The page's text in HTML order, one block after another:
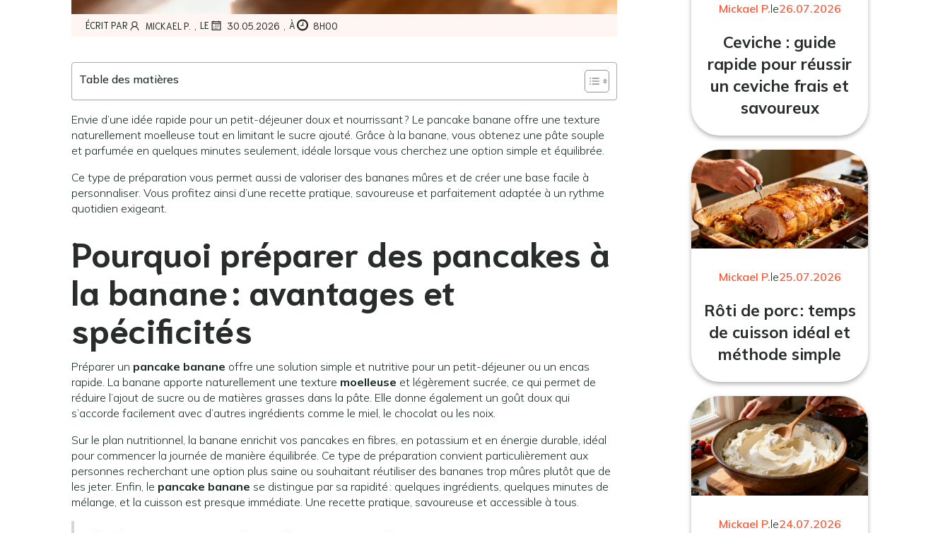
ÉCRIT PAR MICKAEL P. , LE 30.05.2026 , À 8H00
Table des matières
Envie d’une idée rapide pour un petit-déjeuner doux et nourrissant ? Le pancake banane offre une texture
naturellement moelleuse tout en limitant le sucre ajouté. Grâce à la banane, vous obtenez une pâte souple
et parfumée en quelques minutes seulement, idéale lorsque vous cherchez une option simple et équilibrée.
Ce type de préparation vous permet aussi de valoriser des bananes mûres et de créer une base facile à
personnaliser. Vous profitez ainsi d’une recette pratique, savoureuse et parfaitement adaptée à un rythme
quotidien exigeant.
Pourquoi préparer des pancakes à
la banane : avantages et
spécificités
Préparer un pancake banane offre une solution simple et nutritive pour un petit-déjeuner ou un encas
rapide. La banane apporte naturellement une texture moelleuse et légèrement sucrée, ce qui permet de
réduire l’ajout de sucre ou de matières grasses dans la pâte. Elle donne également un goût doux qui
s’accorde facilement avec d’autres ingrédients comme le miel, le chocolat ou les noix.
Sur le plan nutritionnel, la banane enrichit vos pancakes en fibres, en potassium et en énergie durable, idéal
pour commencer la journée de manière équilibrée. Ce type de préparation convient particulièrement aux
personnes recherchant une option plus saine ou souhaitant réutiliser des bananes trop mûres plutôt que de
les jeter. Enfin, le pancake banane se distingue par sa rapidité : quelques ingrédients, quelques minutes de
mélange, et la cuisson est presque immédiate. Une recette pratique, savoureuse et accessible à tous.
Mickael P.le26.07.2026
Ceviche : guide
rapide pour réussir
un ceviche frais et
savoureux
Mickael P.le25.07.2026
Rôti de porc : temps
de cuisson idéal et
méthode simple
Mickael P.le24.07.2026